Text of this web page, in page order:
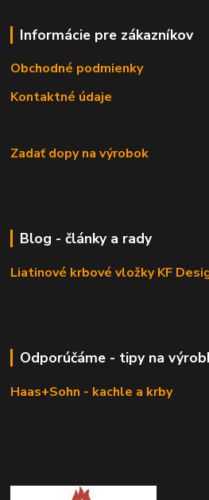
Informácie pre zákazníkov
Obchodné podmienky
Kontaktné údaje
Zadať dopy na výrobok
Blog - články a rady
Liatinové krbové vložky KF
Odporúčáme - tipy na
Haas+Sohn - kachle a krby